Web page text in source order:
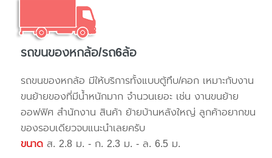
รถขนของหกล้อ/รถ6ล้อ
รถขนของหกล้อ มีให้บริการทั้งแบบตู้ทึบ/คอก เหมาะกับงาน
ขนย้ายของที่มีน้ำหนักมาก จำนวนเยอะ เช่น งานขนย้าย
ออฟฟิศ สำนักงาน สินค้า ย้ายบ้านหลังใหญ่ ลูกค้าอยากขน
ของรอบเดียวจบแนะนำเลยครับ
ขนาด ส. 2.8 ม. - ก. 2.3 ม. - ล. 6.5 ม.